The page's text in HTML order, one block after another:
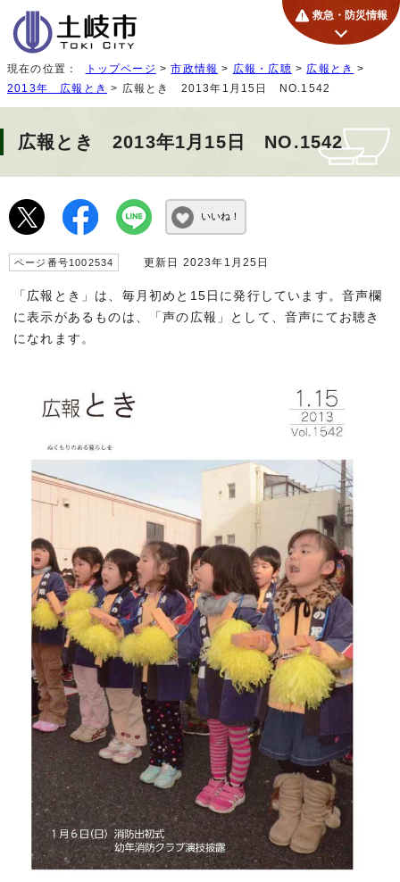
救急・防災情報
現在の位置： トップページ >市政情報 > 広報・広聴 > 広報とき >
2013年 広報とき > 広報とき 2013年1月15日 NO.1542
広報とき 2013年1月15日 NO.1542
いいね！
ページ番号1002534 更新日 2023年1月25日
「広報とき」は、毎月初めと15日に発行しています。音声欄
に表示があるものは、「声の広報」として、音声にてお聴き
になれます。